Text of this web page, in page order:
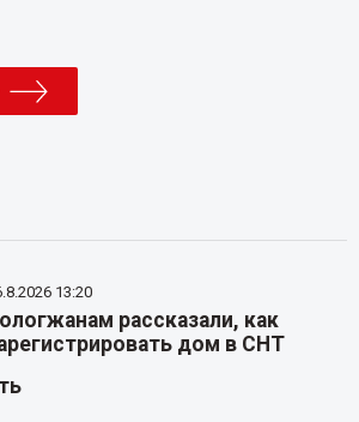
13:20
рассказали, как
дом в СНТ